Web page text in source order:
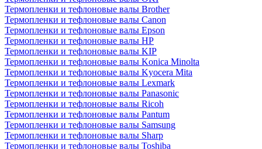
Термопленки и тефлоновые валы Brother
Термопленки и тефлоновые валы Canon
Термопленки и тефлоновые валы Epson
Термопленки и тефлоновые валы HP
Термопленки и тефлоновые валы KIP
Термопленки и тефлоновые валы Konica Minolta
Термопленки и тефлоновые валы Kyocera Mita
Термопленки и тефлоновые валы Lexmark
Термопленки и тефлоновые валы Panasonic
Термопленки и тефлоновые валы Ricoh
Термопленки и тефлоновые валы Pantum
Термопленки и тефлоновые валы Samsung
Термопленки и тефлоновые валы Sharp
Термопленки и тефлоновые валы Toshiba